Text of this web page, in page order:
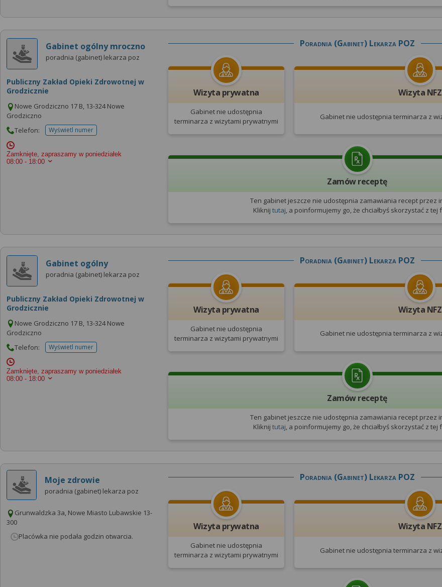
Gabinet ogólny mroczno
poradnia (gabinet) lekarza poz
Publiczny Zakład Opieki Zdrowotnej w
Grodzicznie
Nowe Grodziczno 17 B, 13-324 Nowe
Grodziczno
Telefon:
Wyświetl numertelefonu do placowki
Zamknięte, zapraszamy w poniedziałek
08:00 - 18:00
Poradnia (gabinet) Lekarza POZ
Wizyta prywatna
Gabinet nie udostępnia
terminarza z wizytami prywatnymi
Wizyta NFZ
Gabinet nie udostępnia terminarza z
Zamów receptę
Ten gabinet jeszcze nie udostępnia zamawiania recept przez
Kliknijtutaj, a poinformujemy go, że chciałbyś skorzystać z tej
Gabinet ogólny
poradnia (gabinet) lekarza poz
Publiczny Zakład Opieki Zdrowotnej w
Grodzicznie
Nowe Grodziczno 17 B, 13-324 Nowe
Grodziczno
Telefon:
Wyświetl numertelefonu do placowki
Zamknięte, zapraszamy w poniedziałek
08:00 - 18:00
Poradnia (gabinet) Lekarza POZ
Wizyta prywatna
Gabinet nie udostępnia
terminarza z wizytami prywatnymi
Wizyta NFZ
Gabinet nie udostępnia terminarza z
Zamów receptę
Ten gabinet jeszcze nie udostępnia zamawiania recept przez
Kliknijtutaj, a poinformujemy go, że chciałbyś skorzystać z tej
Moje zdrowie
poradnia (gabinet) lekarza poz
Grunwaldzka 3a, Nowe Miasto Lubawskie 13-
300
Placówka nie podała godzin otwarcia.
Poradnia (gabinet) Lekarza POZ
Wizyta prywatna
Gabinet nie udostępnia
terminarza z wizytami prywatnymi
Wizyta NFZ
Gabinet nie udostępnia terminarza z